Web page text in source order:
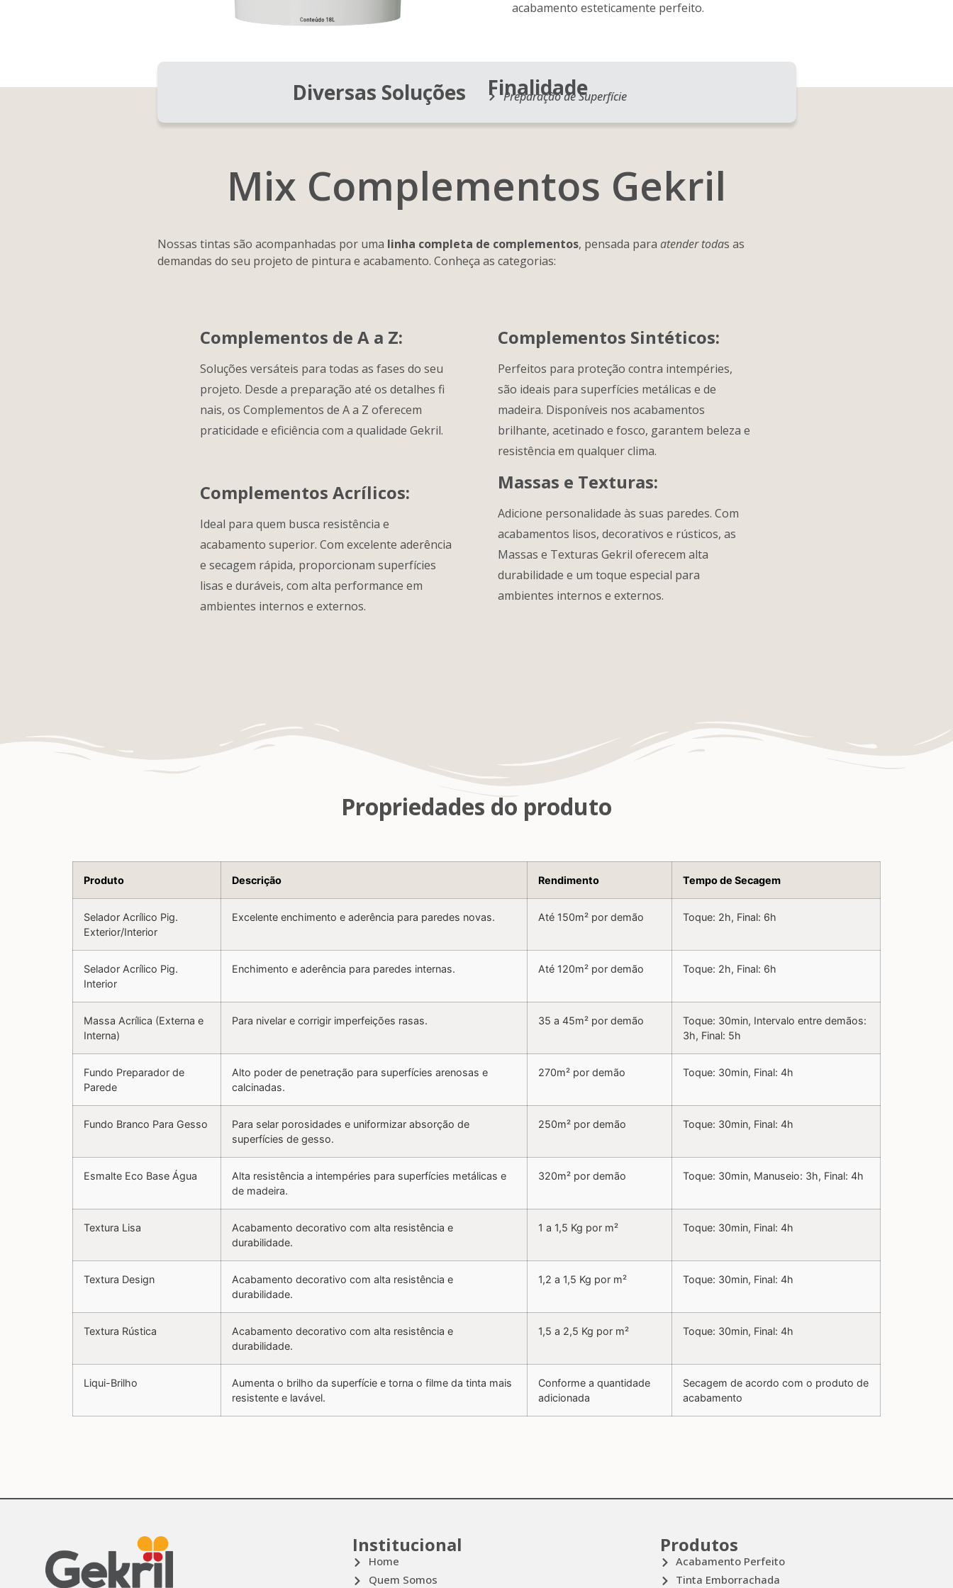
acabamento esteticamente perfeito.
Diversas Soluções Finalidade
Preparação de Superfície
Mix Complementos Gekril
Nossas tintas são acompanhadas por uma linha completa de complementos, pensada para atender todas as
demandas do seu projeto de pintura e acabamento. Conheça as categorias:
Complementos de A a Z:
Soluções versáteis para todas as fases do seu
projeto. Desde a preparação até os detalhes fi
nais, os Complementos de A a Z oferecem
praticidade e eficiência com a qualidade Gekril.
Complementos Acrílicos:
Ideal para quem busca resistência e
acabamento superior. Com excelente aderência
e secagem rápida, proporcionam superfícies
lisas e duráveis, com alta performance em
ambientes internos e externos.
Complementos Sintéticos:
Perfeitos para proteção contra intempéries,
são ideais para superfícies metálicas e de
madeira. Disponíveis nos acabamentos
brilhante, acetinado e fosco, garantem beleza e
resistência em qualquer clima.
Massas e Texturas:
Adicione personalidade às suas paredes. Com
acabamentos lisos, decorativos e rústicos, as
Massas e Texturas Gekril oferecem alta
durabilidade e um toque especial para
ambientes internos e externos.
Propriedades do produto
Produto Descrição Rendimento Tempo de Secagem
Selador Acrílico Pig.
Exterior/Interior
Excelente enchimento e aderência para paredes novas. Até 150m² por demão Toque: 2h, Final: 6h
Selador Acrílico Pig.
Interior
Enchimento e aderência para paredes internas. Até 120m² por demão Toque: 2h, Final: 6h
Massa Acrílica (Externa e
Interna)
Para nivelar e corrigir imperfeições rasas. 35 a 45m² por demão
Toque: 30min, Intervalo entre demãos:
3h, Final: 5h
Fundo Preparador de
Parede
Alto poder de penetração para superfícies arenosas e
calcinadas.
270m² por demão Toque: 30min, Final: 4h
Fundo Branco Para Gesso
Para selar porosidades e uniformizar absorção de
superfícies de gesso.
250m² por demão Toque: 30min, Final: 4h
Esmalte Eco Base Água
Alta resistência a intempéries para superfícies metálicas e
de madeira.
320m² por demão Toque: 30min, Manuseio: 3h, Final: 4h
Textura Lisa
Acabamento decorativo com alta resistência e
durabilidade.
1 a 1,5 Kg por m² Toque: 30min, Final: 4h
Textura Design
Acabamento decorativo com alta resistência e
durabilidade.
1,2 a 1,5 Kg por m² Toque: 30min, Final: 4h
Textura Rústica
Acabamento decorativo com alta resistência e
durabilidade.
1,5 a 2,5 Kg por m² Toque: 30min, Final: 4h
Liqui-Brilho
Aumenta o brilho da superfície e torna o filme da tinta mais
resistente e lavável.
Conforme a quantidade
adicionada
Secagem de acordo com o produto de
acabamento
Institucional
Home
Quem Somos
Produtos
Acabamento Perfeito
Tinta Emborrachada